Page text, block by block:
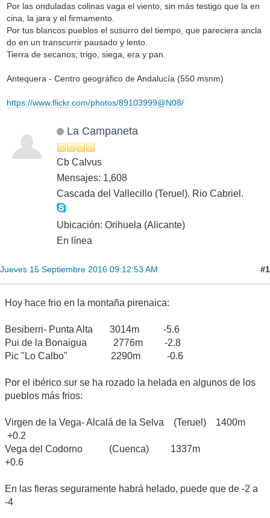
Por las onduladas colinas vaga el viento, sin más testigo que la en
cina, la jara y el firmamento.
Por tus blancos pueblos el susurro del tiempo, que pareciera ancla
do en un transcurrir pausado y lento.
Tierra de secanos; trigo, siega, era y pan.
Antequera - Centro geográfico de Andalucía (550 msnm)
https://www.flickr.com/photos/89103999@N08/
La Campaneta
Cb Calvus
Mensajes: 1,608
Cascada del Vallecillo (Teruel). Rio Cabriel.
Ubicación: Orihuela (Alicante)
En línea
Jueves 15 Septiembre 2016 09:12:53 AM #1
Hoy hace frio en la montaña pirenaica:
Besiberri- Punta Alta 3014m -5.6
Pui de la Bonaigua 2776m -2.8
Pic "Lo Calbo" 2290m -0.6
Por el ibérico sur se ha rozado la helada en algunos de los
pueblos más frios:
Virgen de la Vega- Alcalá de la Selva (Teruel) 1400m
+0.2
Vega del Codorno (Cuenca) 1337m
+0.6
En las fieras seguramente habrá helado, puede que de -2 a
-4